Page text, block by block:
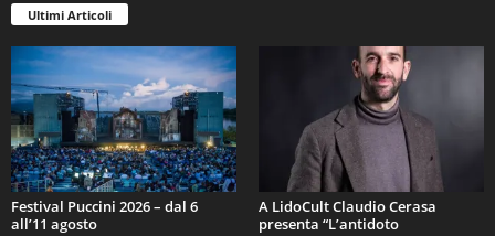
Ultimi Articoli
Festival Puccini 2026 – dal 6
all’11 agosto
A LidoCult Claudio Cerasa
presenta “L’antidoto